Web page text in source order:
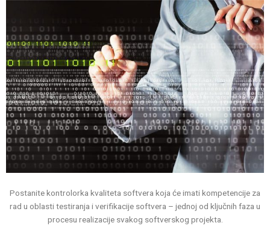
Postanite kontrolorka kvaliteta softvera koja će imati kompetencije za
rad u oblasti testiranja i verifikacije softvera – jednoj od ključnih faza u
procesu realizacije svakog softverskog projekta.